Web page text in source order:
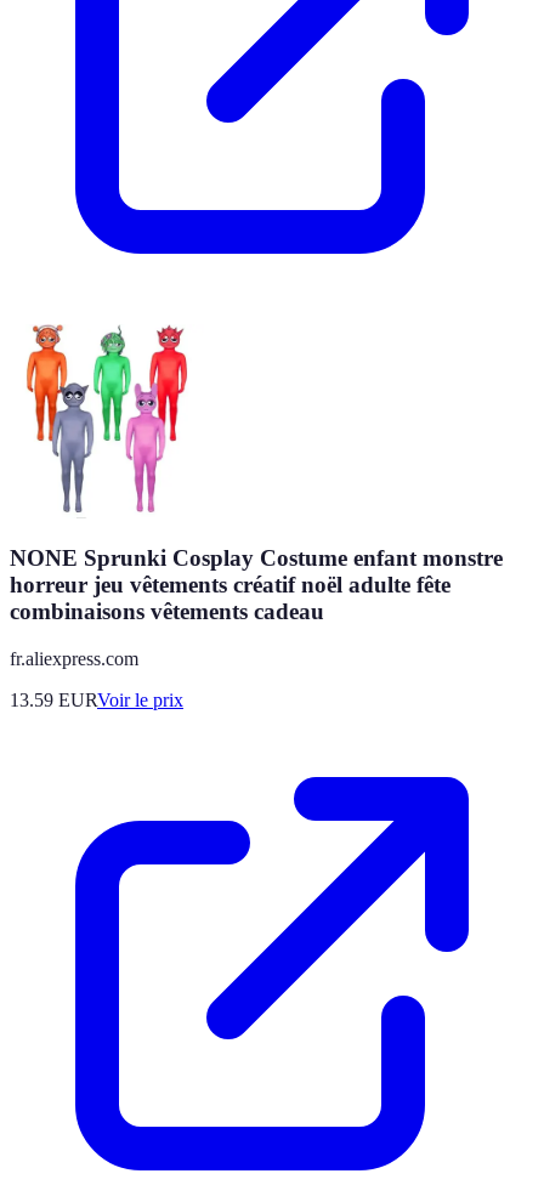
NONE Sprunki Cosplay Costume enfant monstre
horreur jeu vêtements créatif noël adulte fête
combinaisons vêtements cadeau
fr.aliexpress.com
13.59 EURVoir le prix